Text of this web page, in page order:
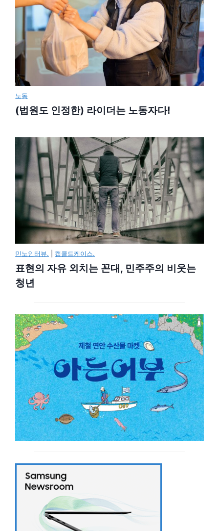
노동
(법원도 인정한) 라이더는 노동자다!
민노인터뷰. 캡콜드케이스.
표현의 자유 외치는 꼰대, 민주주의 비웃는
청년